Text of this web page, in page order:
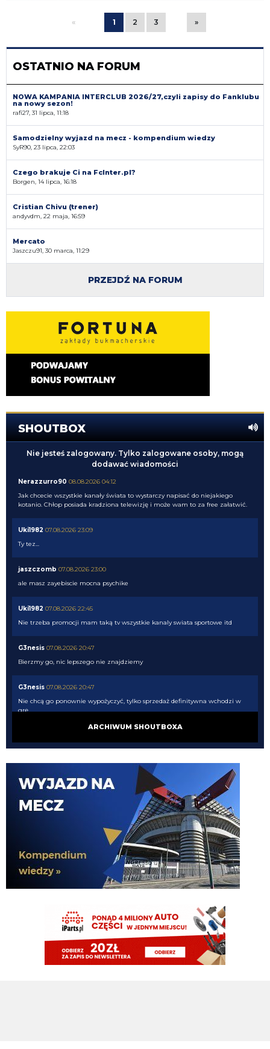
« 1 2 3 »
OSTATNIO NA FORUM
NOWA KAMPANIA INTERCLUB 2026/27,czyli zapisy do Fanklubu
na nowy sezon!
rafi27, 31 lipca, 11:18
Samodzielny wyjazd na mecz - kompendium wiedzy
SyR90, 23 lipca, 22:03
Czego brakuje Ci na FcInter.pl?
Borgen, 14 lipca, 16:18
Cristian Chivu (trener)
andyvdm, 22 maja, 16:59
Mercato
Jaszczu91, 30 marca, 11:29
PRZEJDŹ NA FORUM
SHOUTBOX
Nie jesteś zalogowany. Tylko zalogowane osoby, mogą
dodawać wiadomości
Nerazzurro90 08.08.2026 04:12
Jak chcecie wszystkie kanały świata to wystarczy napisać do niejakiego
kotanio. Chłop posiada kradziona telewizję i może wam to za free załatwić.
Uki1982 07.08.2026 23:09
Ty tez...
jaszczomb 07.08.2026 23:00
ale masz zayebiscie mocna psychike
Uki1982 07.08.2026 22:45
Nie trzeba promocji mam taką tv wszystkie kanaly swiata sportowe itd
G3nesis 07.08.2026 20:47
Bierzmy go, nic lepszego nie znajdziemy
G3nesis 07.08.2026 20:47
Nie chcą go ponownie wypożyczyć, tylko sprzedaż definitywna wchodzi w
grę
Cancelo wrócił do Al Hilal
Nerazzurro90
07.08.2026 19:42
Botmon publicznie czci zmarlego bandyte piscitelliego brak slow obraz
nedzy i rozpaczy
G3nesis
07.08.2026 19:15
Hehe 😁
Adriano ty already dead a nie forever he xd
FENDI_SOSA 07.08.2026 18:56
Oleeks ciśnij go he
ARCHIWUM SHOUTBOXA